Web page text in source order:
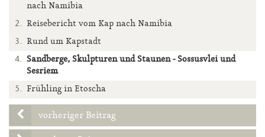
nach Namibia
Reisebericht vom Kap nach Namibia
Rund um Kapstadt
Sandberge, Skulpturen und Staunen - Sossusvlei und
Sesriem
Frühling in Etoscha
vorheriger Beitrag